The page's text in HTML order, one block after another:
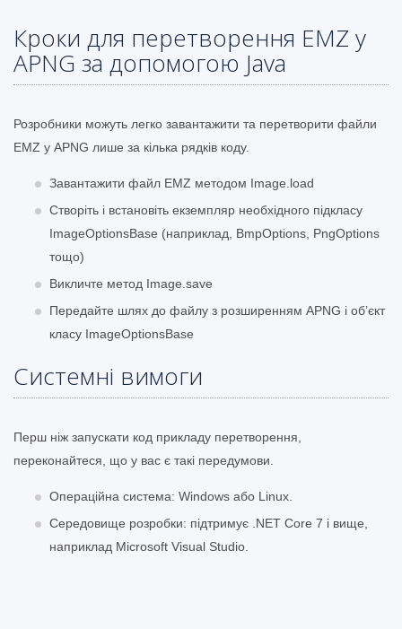
Кроки для перетворення EMZ у
APNG за допомогою Java
Розробники можуть легко завантажити та перетворити файли
EMZ у APNG лише за кілька рядків коду.
Завантажити файл EMZ методом Image.load
Створіть і встановіть екземпляр необхідного підкласу
ImageOptionsBase (наприклад, BmpOptions, PngOptions
тощо)
Викличте метод Image.save
Передайте шлях до файлу з розширенням APNG і об’єкт
класу ImageOptionsBase
Системні вимоги
Перш ніж запускати код прикладу перетворення,
переконайтеся, що у вас є такі передумови.
Операційна система: Windows або Linux.
Середовище розробки: підтримує .NET Core 7 і вище,
наприклад Microsoft Visual Studio.